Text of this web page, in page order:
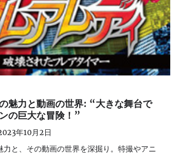
魅力と動画の世界: “大きな舞台で
の巨大な冒険！”
年10月2日
力と、その動画の世界を深掘り。特撮やアニ